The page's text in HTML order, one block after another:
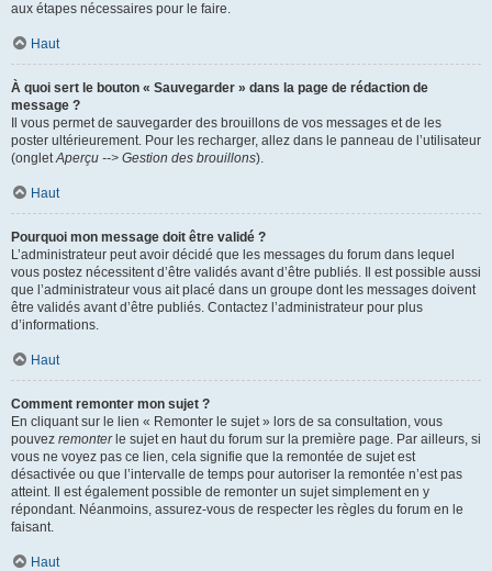
aux étapes nécessaires pour le faire.
Haut
À quoi sert le bouton « Sauvegarder » dans la page de rédaction de
message ?
Il vous permet de sauvegarder des brouillons de vos messages et de les
poster ultérieurement. Pour les recharger, allez dans le panneau de l’utilisateur
(ongletAperçu --> Gestion des brouillons).
Haut
Pourquoi mon message doit être validé ?
L’administrateur peut avoir décidé que les messages du forum dans lequel
vous postez nécessitent d’être validés avant d’être publiés. Il est possible aussi
que l’administrateur vous ait placé dans un groupe dont les messages doivent
être validés avant d’être publiés. Contactez l’administrateur pour plus
d’informations.
Haut
Comment remonter mon sujet ?
En cliquant sur le lien « Remonter le sujet » lors de sa consultation, vous
pouvez remonterle sujet en haut du forum sur la première page. Par ailleurs, si
vous ne voyez pas ce lien, cela signifie que la remontée de sujet est
désactivée ou que l’intervalle de temps pour autoriser la remontée n’est pas
atteint. Il est également possible de remonter un sujet simplement en y
répondant. Néanmoins, assurez-vous de respecter les règles du forum en le
faisant.
Haut